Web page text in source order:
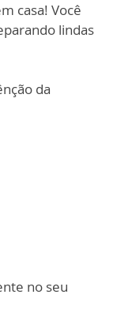
casa! Você
lindas
da
no seu